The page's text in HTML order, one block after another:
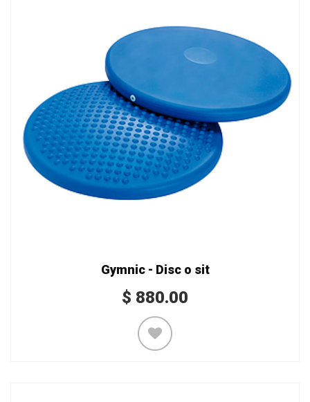
Gymnic - Disc o sit
$ 880.00